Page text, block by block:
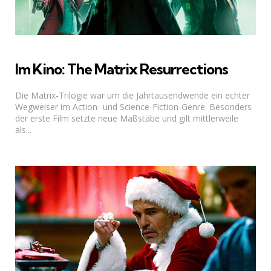
Im Kino: The Matrix Resurrections
Die Matrix-Trilogie war um die Jahrtausendwende ein echter
Wegweiser im Action- und Science-Fiction-Genre. Besonders
der erste Film setzte neue Maßstäbe und gilt mittlerweile
als...